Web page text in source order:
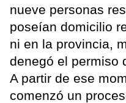
nueve personas
poseían domicilio
ni en la provincia,
denegó el permiso
A partir de ese
comenzó un